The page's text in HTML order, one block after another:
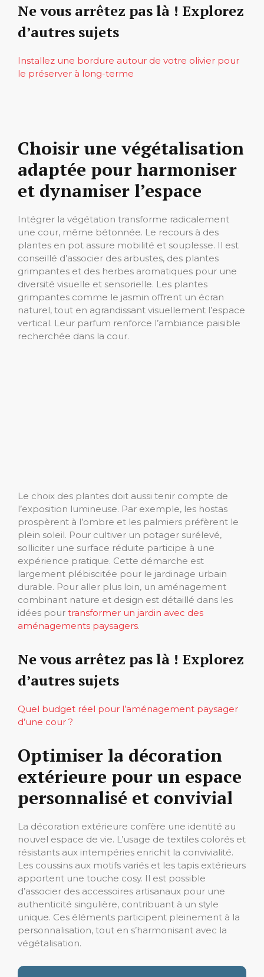
Ne vous arrêtez pas là ! Explorez
d’autres sujets
Installez une bordure autour de votre olivier pour
le préserver à long-terme
Choisir une végétalisation
adaptée pour harmoniser
et dynamiser l’espace
Intégrer la végétation transforme radicalement
une cour, même bétonnée. Le recours à des
plantes en pot assure mobilité et souplesse. Il est
conseillé d’associer des arbustes, des plantes
grimpantes et des herbes aromatiques pour une
diversité visuelle et sensorielle. Les plantes
grimpantes comme le jasmin offrent un écran
naturel, tout en agrandissant visuellement l’espace
vertical. Leur parfum renforce l’ambiance paisible
recherchée dans la cour.
Le choix des plantes doit aussi tenir compte de
l’exposition lumineuse. Par exemple, les hostas
prospèrent à l’ombre et les palmiers préfèrent le
plein soleil. Pour cultiver un potager surélevé,
solliciter une surface réduite participe à une
expérience pratique. Cette démarche est
largement plébiscitée pour le jardinage urbain
durable. Pour aller plus loin, un aménagement
combinant nature et design est détaillé dans les
idées pour transformer un jardin avec des
aménagements paysagers.
Ne vous arrêtez pas là ! Explorez
d’autres sujets
Quel budget réel pour l’aménagement paysager
d’une cour ?
Optimiser la décoration
extérieure pour un espace
personnalisé et convivial
La décoration extérieure confère une identité au
nouvel espace de vie. L’usage de textiles colorés et
résistants aux intempéries enrichit la convivialité.
Les coussins aux motifs variés et les tapis extérieurs
apportent une touche cosy. Il est possible
d’associer des accessoires artisanaux pour une
authenticité singulière, contribuant à un style
unique. Ces éléments participent pleinement à la
personnalisation, tout en s’harmonisant avec la
végétalisation.